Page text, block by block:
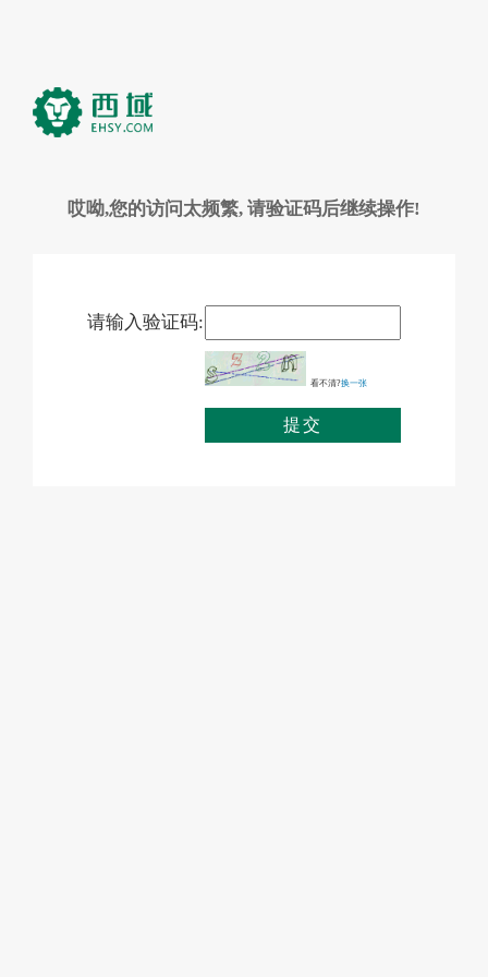
哎呦,您的访问太频繁, 请验证码后继续操作!
请输入验证码:
看不清?换一张